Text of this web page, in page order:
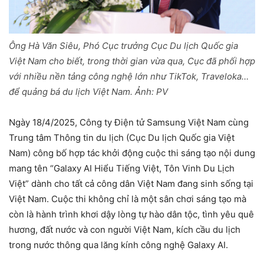
Ông Hà Văn Siêu, Phó Cục trưởng Cục Du lịch Quốc gia
Việt Nam cho biết, trong thời gian vừa qua, Cục đã phối hợp
với nhiều nền tảng công nghệ lớn như TikTok, Traveloka…
để quảng bá du lịch Việt Nam. Ảnh: PV
Ngày 18/4/2025, Công ty Điện tử Samsung Việt Nam cùng
Trung tâm Thông tin du lịch (Cục Du lịch Quốc gia Việt
Nam) công bố hợp tác khởi động cuộc thi sáng tạo nội dung
mang tên “Galaxy AI Hiểu Tiếng Việt, Tôn Vinh Du Lịch
Việt” dành cho tất cả công dân Việt Nam đang sinh sống tại
Việt Nam. Cuộc thi không chỉ là một sân chơi sáng tạo mà
còn là hành trình khơi dậy lòng tự hào dân tộc, tình yêu quê
hương, đất nước và con người Việt Nam, kích cầu du lịch
trong nước thông qua lăng kính công nghệ Galaxy AI.